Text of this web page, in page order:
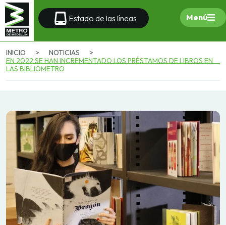
Estado de las líneas Menú
INICIO > NOTICIAS
>
EN 2022 SE HAN INCREMENTADO LOS PRÉSTAMOS DE LIBROS EN
LAS BIBLIOMETRO